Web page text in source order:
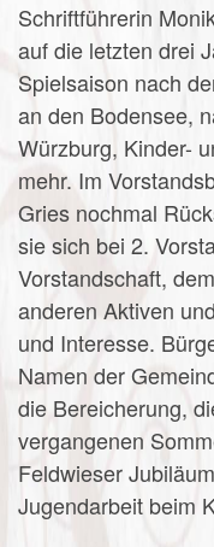
Schriftführerin
auf die letzten drei
Spielsaison nach
an den Bodensee,
Würzburg, Kinder-
mehr. Im
Gries nochmal
sie sich bei 2.
Vorstandschaft,
anderen Aktiven
und Interesse.
Namen der
die Bereicherung,
vergangenen
Feldwieser
Jugendarbeit beim